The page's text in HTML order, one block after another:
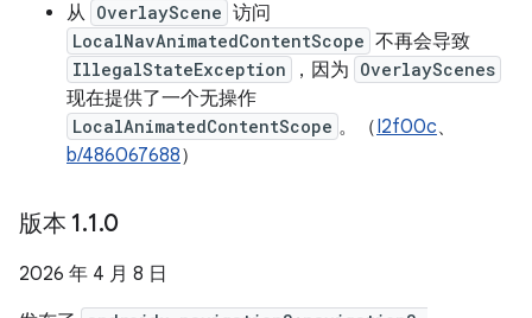
从 OverlayScene 访问
LocalNavAnimatedContentScope 不再会导致
IllegalStateException ，因为 OverlayScenes
现在提供了一个无操作
LocalAnimatedContentScope 。（I2f00c、
b/486067688）
版本 1.1.0
2026 年 4 月 8 日